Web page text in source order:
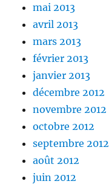
mai 2013
avril 2013
mars 2013
février 2013
janvier 2013
décembre 2012
novembre 2012
octobre 2012
septembre 2012
août 2012
juin 2012